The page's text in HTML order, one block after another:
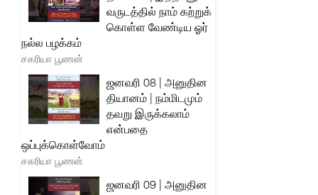
வருடத்தில் நாம் கற்றுக்
கொள்ள வேண்டிய ஓர்
நல்ல பழக்கம்
சகரியா பூணன்
ஜனவரி 08 | அனுதின
தியானம் | நம்மிடமும்
தவறு இருக்கலாம்
என்பதை
ஒப்புக்கொள்வோம்
சகரியா பூணன்
ஜனவரி 09 | அனுதின